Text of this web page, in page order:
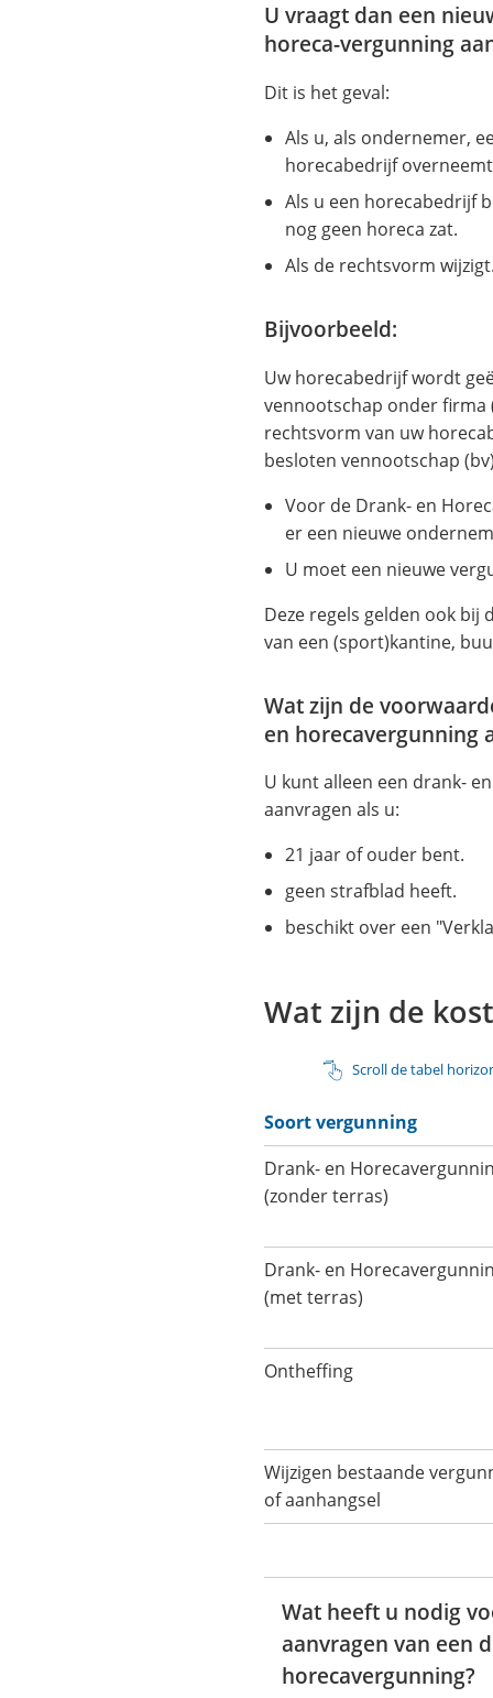
U vraagt dan een
horeca-vergunning
Dit is het geval:
Als u, als ondernemer,
horecabedrijf
Als u een horecabedrijf
nog geen horeca zat.
Als de rechtsvorm
Bijvoorbeeld:
Uw horecabedrijf wordt
vennootschap onder firma
rechtsvorm van uw
besloten vennootschap
Voor de Drank- en
er een nieuwe
U moet een nieuwe
Deze regels gelden ook bij
van een (sport)kantine,
Wat zijn de
en horecavergunning
U kunt alleen een drank-
aanvragen als u:
21 jaar of ouder bent.
geen strafblad heeft.
beschikt over een
Wat zijn de
Scroll de tabel
Soort vergunning
Drank- en
(zonder terras)
Drank- en
(met terras)
Ontheffing
Wijzigen bestaande
of aanhangsel
Wat heeft u nodig
aanvragen van een
horecavergunning?